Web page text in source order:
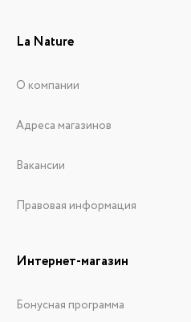
La Nature
О компании
Адреса магазинов
Вакансии
Правовая информация
Интернет-магазин
Бонусная программа